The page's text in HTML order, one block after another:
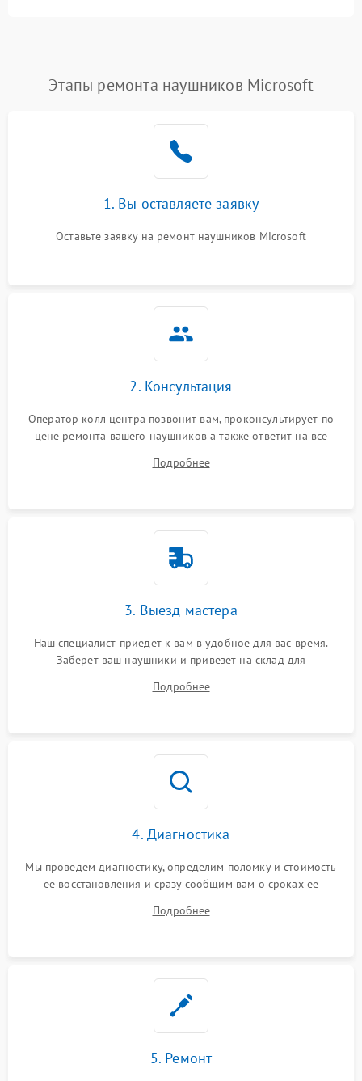
Этапы ремонта наушников Microsoft
1. Вы оставляете заявку
Оставьте заявку на ремонт наушников Microsoft
2. Консультация
Оператор колл центра позвонит вам, проконсультирует по
цене ремонта вашего наушников а также ответит на все
Подробнее
3. Выезд мастера
Наш специалист приедет к вам в удобное для вас время.
Заберет ваш наушники и привезет на склад для
Подробнее
4. Диагностика
Мы проведем диагностику, определим поломку и стоимость
ее восстановления и сразу сообщим вам о сроках ее
Подробнее
5. Ремонт